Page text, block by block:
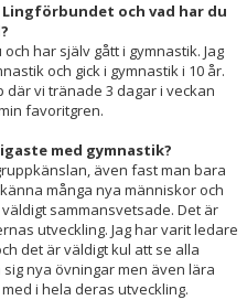
och vad har du
har själv gått i gymnastik. Jag
och gick i gymnastik i 10 år.
där vi tränade 3 dagar i veckan
favoritgren.
med gymnastik?
även fast man bara
många nya människor och
sammansvetsade. Det är
utveckling. Jag har varit ledare
det är väldigt kul att se alla
nya övningar men även lära
i hela deras utveckling.